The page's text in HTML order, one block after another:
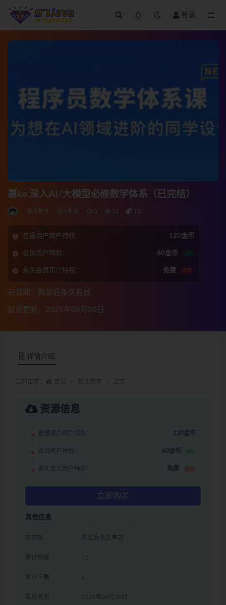
登录
慕ke 深入AI/大模型必修数学体系（已完结）
算法数学 1年前 0 51 120
普通用户用户特权： 120金币
会员用户特权： 60金币 5折
永久会员用户特权： 免费 推荐
有效期：购买后永久有效
最近更新：2025年08月30日
详情介绍
资源信息
普通用户用户特权： 120金币
会员用户特权： 60金币 5折
永久会员用户特权： 免费 推荐
立即购买
其他信息
有效期 购买后永久有效
累计销量 72
累计下载 1
最近更新 2025年08月30日